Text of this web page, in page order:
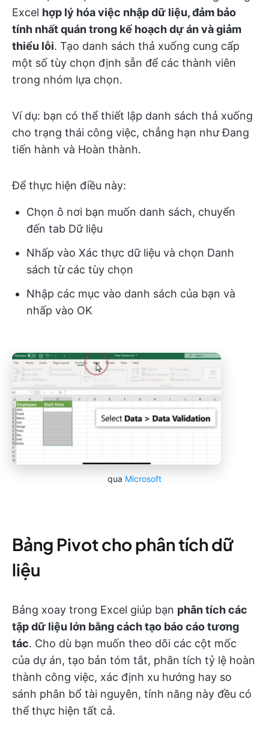
Excel hợp lý hóa việc nhập dữ liệu, đảm bảo
tính nhất quán trong kế hoạch dự án và giảm
thiểu lỗi. Tạo danh sách thả xuống cung cấp
một số tùy chọn định sẵn để các thành viên
trong nhóm lựa chọn.
Ví dụ: bạn có thể thiết lập danh sách thả xuống
cho trạng thái công việc, chẳng hạn như Đang
tiến hành và Hoàn thành.
Để thực hiện điều này:
Chọn ô nơi bạn muốn danh sách, chuyển
đến tab Dữ liệu
Nhấp vào Xác thực dữ liệu và chọn Danh
sách từ các tùy chọn
Nhập các mục vào danh sách của bạn và
nhấp vào OK
qua Microsoft
Bảng Pivot cho phân tích dữ
liệu
Bảng xoay trong Excel giúp bạn phân tích các
tập dữ liệu lớn bằng cách tạo báo cáo tương
tác. Cho dù bạn muốn theo dõi các cột mốc
của dự án, tạo bản tóm tắt, phân tích tỷ lệ hoàn
thành công việc, xác định xu hướng hay so
sánh phân bổ tài nguyên, tính năng này đều có
thể thực hiện tất cả.